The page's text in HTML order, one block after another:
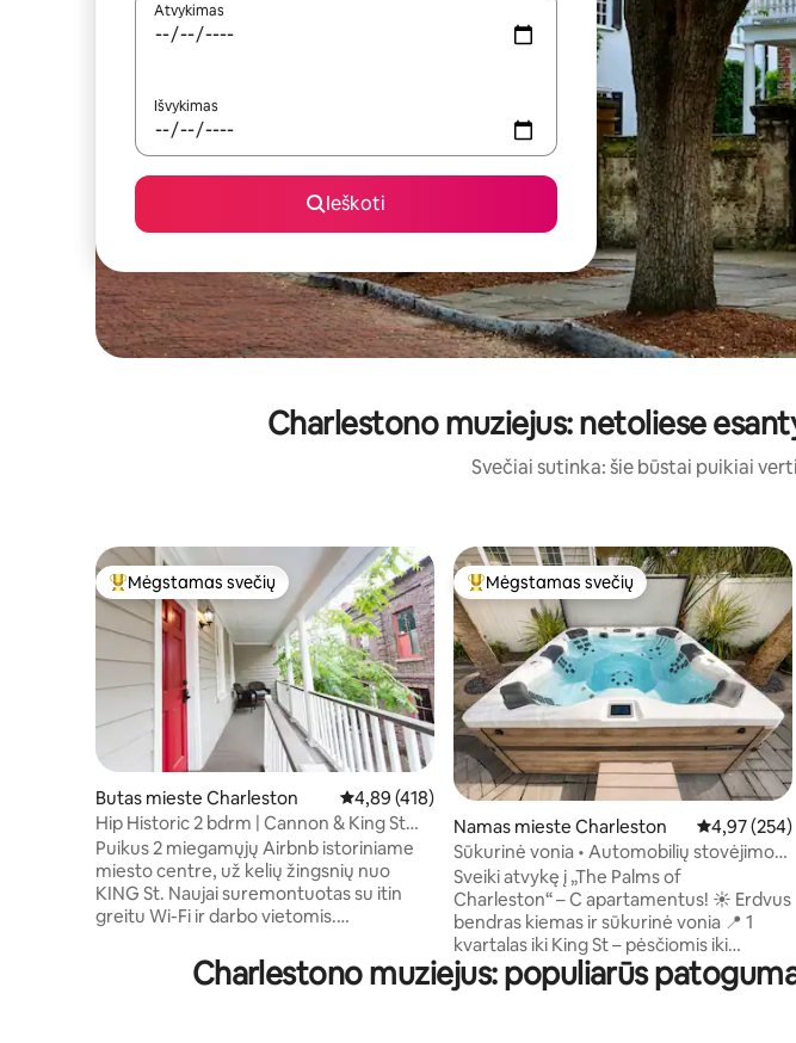
Atvykimas
Išvykimas
Ieškoti
Charlestono muziejus: netoliese
Svečiai sutinka: šie būstai puikiai
Svečių mėgstamiausias
Mėgstamas svečių
Butas mieste Charleston Vidutinis įvertinimas: 4,89 iš 5, atsiliepimų: 418
4,89 (418)
Hip Historic 2 bdrm | Cannon & King St
Park 2 automobiliai
Puikus 2 miegamųjų Airbnb istoriniame
miesto centre, už kelių žingsnių nuo
KING St. Naujai suremontuotas su itin
greitu Wi-Fi ir darbo vietomis.
automobiliams. Patirkite gyvybingą
Čarlstono naktinį gyvenimą ir geriausius
Svečių mėgstamiausias
Mėgstamas svečių
Namas mieste Charleston Vidutinis
4,97 (254)
Sūkurinė vonia • Automobilių stovėjimo
aikštelė • 1 kvartalas iki King St!
Sveiki atvykę į „The Palms of
Charleston“ – C apartamentus! ☀️ Erdvus
bendras kiemas ir sūkurinė vonia 📍 1
kvartalas iki King St – pėsčiomis iki
geriausios Čarlstono vakarienės,
apsipirkimo ir naktinio gyvenimo 🌿
Charlestono muziejus: populiarūs